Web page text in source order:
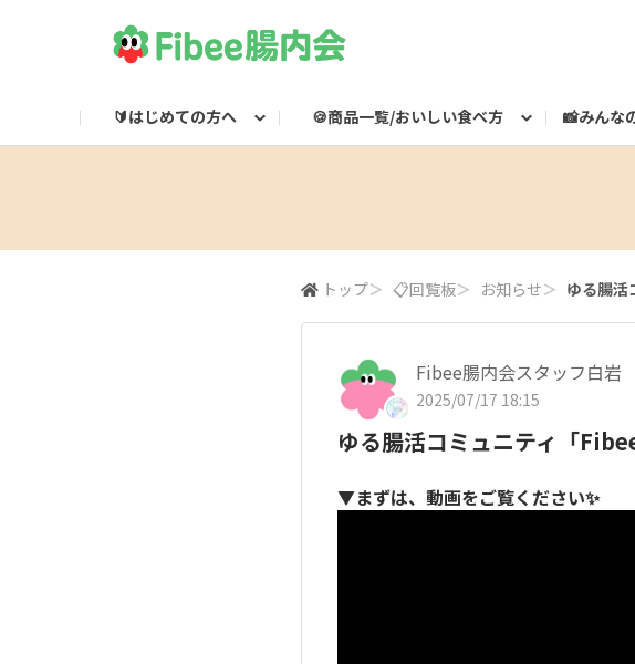
🔰はじめての方へ 🍪商品一覧/おいしい食べ方 📸みんな
トップ＞ 📋回覧板＞ お知らせ＞ ゆる腸活
Fibee腸内会スタッフ白岩
2025/07/17 18:15
ゆる腸活コミュニティ「
▼まずは、動画をご覧ください✨